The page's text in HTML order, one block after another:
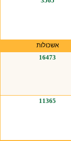
אשכולות
16473
11365